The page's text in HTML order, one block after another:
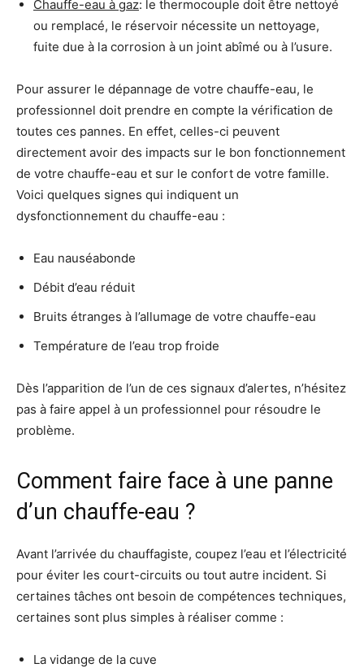
Chauffe-eau à gaz: le thermocouple doit être nettoyé
ou remplacé, le réservoir nécessite un nettoyage,
fuite due à la corrosion à un joint abîmé ou à l’usure.
Pour assurer le dépannage de votre chauffe-eau, le
professionnel doit prendre en compte la vérification de
toutes ces pannes. En effet, celles-ci peuvent
directement avoir des impacts sur le bon fonctionnement
de votre chauffe-eau et sur le confort de votre famille.
Voici quelques signes qui indiquent un
dysfonctionnement du chauffe-eau :
Eau nauséabonde
Débit d’eau réduit
Bruits étranges à l’allumage de votre chauffe-eau
Température de l’eau trop froide
Dès l’apparition de l’un de ces signaux d’alertes, n’hésitez
pas à faire appel à un professionnel pour résoudre le
problème.
Comment faire face à une panne
d’un chauffe-eau ?
Avant l’arrivée du chauffagiste, coupez l’eau et l’électricité
pour éviter les court-circuits ou tout autre incident. Si
certaines tâches ont besoin de compétences techniques,
certaines sont plus simples à réaliser comme :
La vidange de la cuve